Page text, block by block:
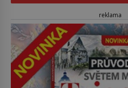
reklama